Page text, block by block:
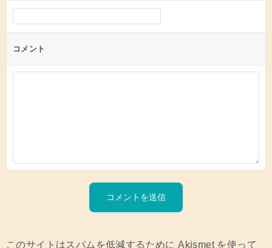
コメント
このサイトはスパムを低減するために Akismet を使って